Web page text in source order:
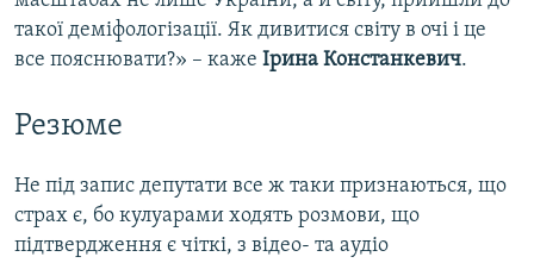
такої деміфологізації. Як дивитися світу в очі і це
все пояснювати?» – каже Ірина Констанкевич.
Резюме
Не під запис депутати все ж таки признаються, що
страх є, бо кулуарами ходять розмови, що
підтвердження є чіткі, з відео- та аудіо